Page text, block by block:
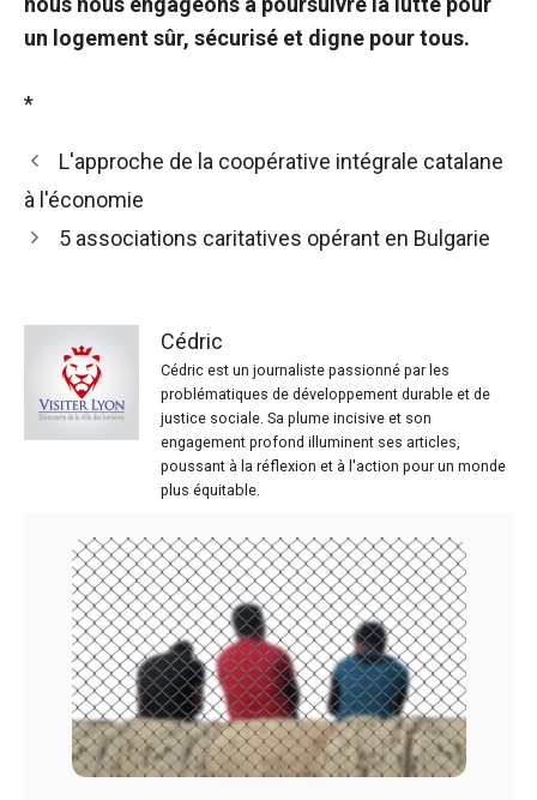
un logement sûr, sécurisé et digne pour tous.
*
L'approche de la coopérative intégrale catalane
à l'économie
5 associations caritatives opérant en Bulgarie
Cédric
Cédric est un journaliste passionné par les
problématiques de développement durable et de
justice sociale. Sa plume incisive et son
engagement profond illuminent ses articles,
poussant à la réflexion et à l'action pour un monde
plus équitable.